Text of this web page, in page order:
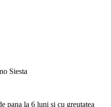
Siesta
pana la 6 luni si cu greutatea